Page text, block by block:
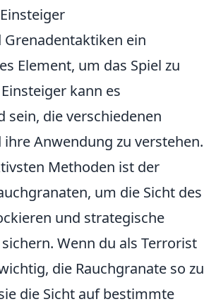
Grenadentaktiken ein
Element, um das Spiel zu
kann es
sein, die verschiedenen
Anwendung zu verstehen.
Methoden ist der
um die Sicht des
und strategische
Wenn du als Terrorist
die Rauchgranate so zu
die Sicht auf bestimmte